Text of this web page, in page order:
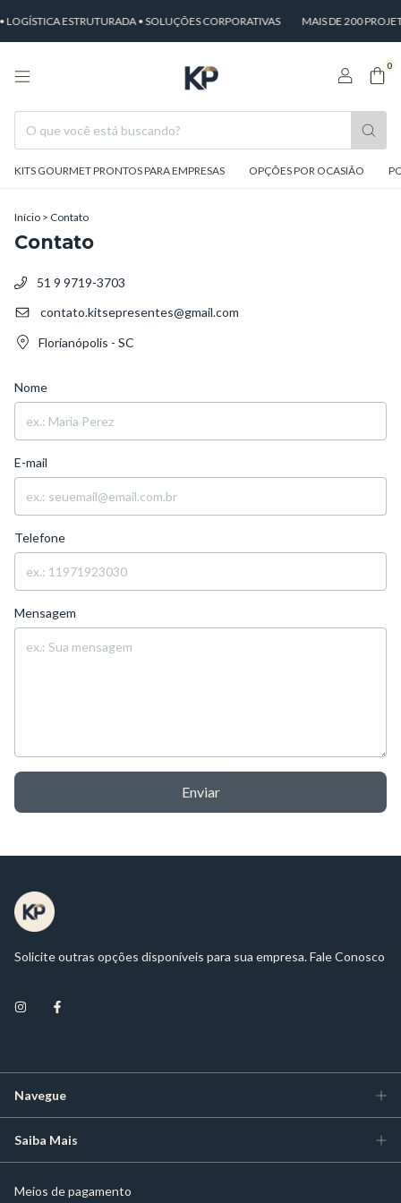
ESTRUTURADA • SOLUÇÕES CORPORATIVAS MAIS DE 200
0
KITS GOURMET PRONTOS PARA EMPRESAS OPÇÕES POR OCASIÃO
Início > Contato
Contato
51 9 9719-3703
contato.kitsepresentes@gmail.com
Florianópolis - SC
Nome
E-mail
Telefone
Mensagem
Enviar
Solicite outras opções disponíveis para sua empresa. Fale Conosco
Navegue
Saiba Mais
Meios de pagamento